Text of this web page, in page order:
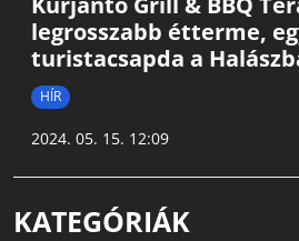
legrosszabb étterme,
turistacsapda a
HÍR
2024. 05. 15. 12:09
KATEGÓRIÁK